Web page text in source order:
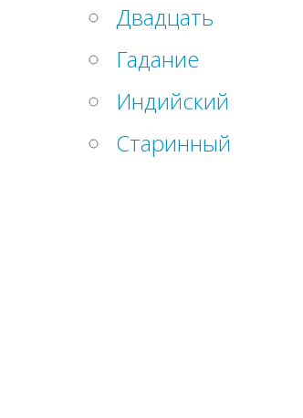
Двадцать
Гадание
Индийский
Старинный